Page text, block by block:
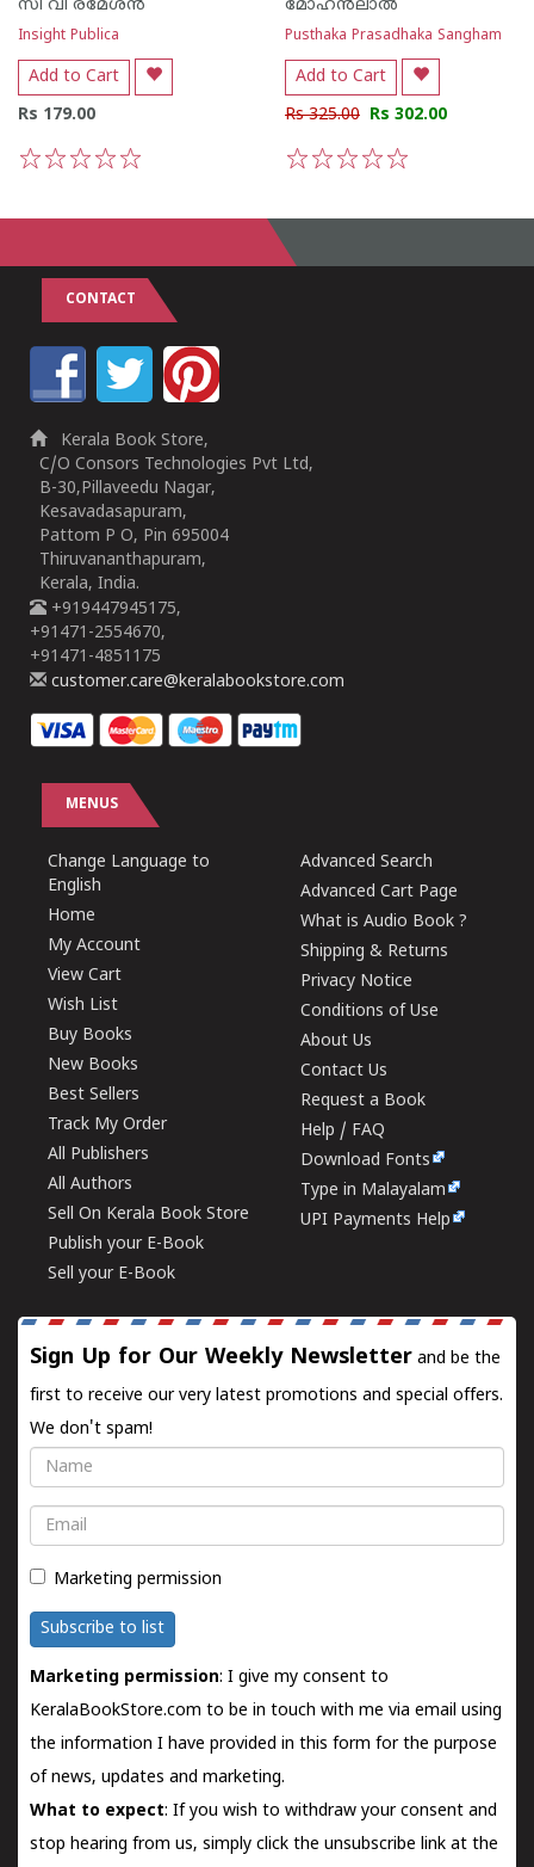
സി വി രമേശന്‍
Insight Publica
Add to Cart
Rs 179.00
മോഹന്‍ലാല്‍
Pusthaka Prasadhaka Sangham
Add to Cart
Rs 325.00 Rs 302.00
CONTACT
Kerala Book Store,
C/O Consors Technologies Pvt Ltd,
B-30,Pillaveedu Nagar,
Kesavadasapuram,
Pattom P O, Pin 695004
Thiruvananthapuram,
Kerala, India.
+919447945175,
+91471-2554670,
+91471-4851175
customer.care@keralabookstore.com
MENUS
Change Language to
English
Home
My Account
View Cart
Wish List
Buy Books
New Books
Best Sellers
Track My Order
All Publishers
All Authors
Sell On Kerala Book Store
Publish your E-Book
Sell your E-Book
Advanced Search
Advanced Cart Page
What is Audio Book ?
Shipping & Returns
Privacy Notice
Conditions of Use
About Us
Contact Us
Request a Book
Help / FAQ
Download Fonts
Type in Malayalam
UPI Payments Help
Sign Up for Our Weekly Newsletter and be the
first to receive our very latest promotions and special offers.
We don't spam!
Name
Email
Marketing permission
Subscribe to list
Marketing permission: I give my consent to
KeralaBookStore.com to be in touch with me via email using
the information I have provided in this form for the purpose
of news, updates and marketing.
What to expect: If you wish to withdraw your consent and
stop hearing from us, simply click the unsubscribe link at the